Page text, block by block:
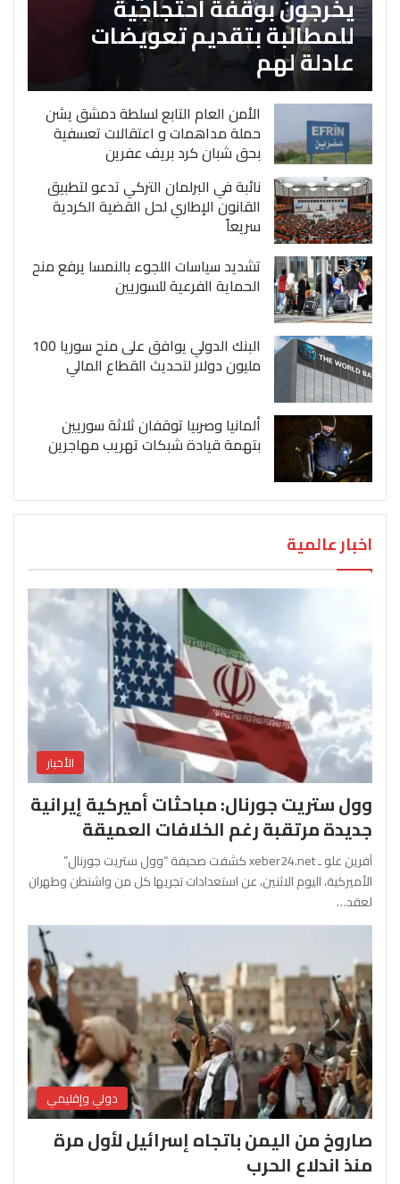
للمطالبة بتقديم تعويضات
عادلة لهم
الأمن العام التابع لسلطة دمشق يشن
حملة مداهمات و اعتقالات تعسفية
بحق شبان كرد بريف عفرين
نائبة في البرلمان التركي تدعو لتطبيق
القانون الإطاري لحل القضية الكردية
سريعاً
تشديد سياسات اللجوء بالنمسا يرفع منح
الحماية الفرعية للسوريين
البنك الدولي يوافق على منح سوريا 100
مليون دولار لتحديث القطاع المالي
ألمانيا وصربيا توقفان ثلاثة سوريين
بتهمة قيادة شبكات تهريب مهاجرين
اخبار عالمية
الأخبار
وول ستريت جورنال: مباحثات أميركية إيرانية
جديدة مرتقبة رغم الخلافات العميقة
آفرين علو ـ xeber24.net كشفت صحيفة “وول ستريت جورنال”
الأميركية، اليوم الاثنين، عن استعدادات تجريها كل من واشنطن وطهران
لعقد…
دولي وإقليمي
صاروخ من اليمن باتجاه إسرائيل لأول مرة
منذ اندلاع الحرب